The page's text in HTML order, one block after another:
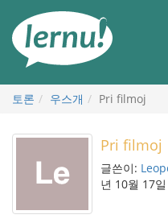
토론 우스개 Pri filmoj
Pri filmoj
글쓴이:
년 10월 17일